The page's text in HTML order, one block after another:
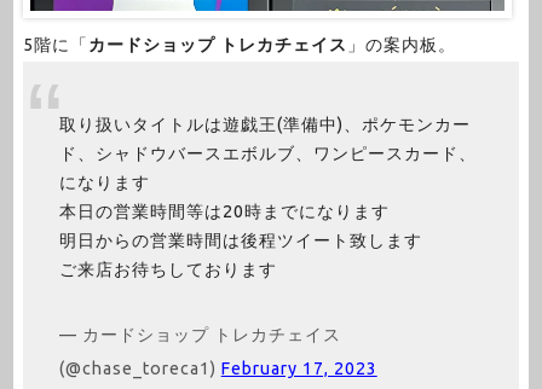
5階に「 カードショップ トレカチェイス 」の案内板。
取り扱いタイトルは遊戯王(準備中)、ポケモンカー
ド、シャドウバースエボルブ、ワンピースカード、
になります
本日の営業時間等は20時までになります
明日からの営業時間は後程ツイート致します
ご来店お待ちしております
— カードショップ トレカチェイス
(@chase_toreca1) February 17, 2023